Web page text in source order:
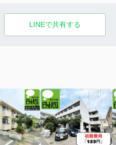
LINEで共有する